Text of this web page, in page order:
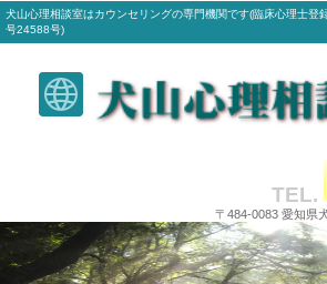
犬山心理相談室はカウンセリングの専門機関です(臨床心理士登
号24588号)
TEL.
〒484-0083 愛知県